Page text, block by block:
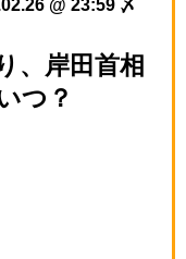
@ 23:59 〆
、岸田首相
つ？